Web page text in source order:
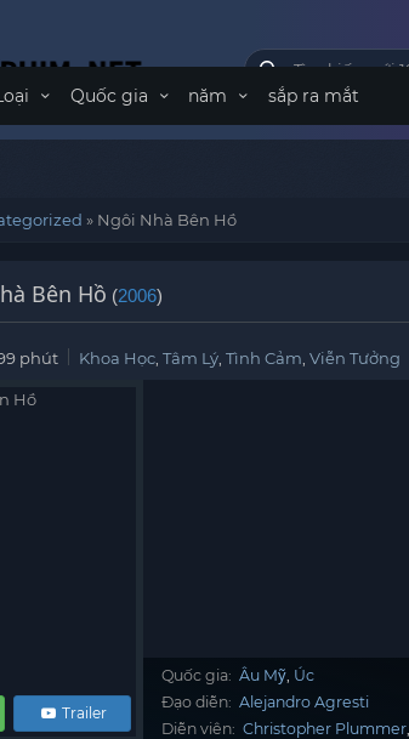
Quốc gia năm sắp ra mắt
» Ngôi Nhà Bên Hồ
Bên Hồ (2006)
phút Khoa Học Tâm Lý Tình Cảm Viễn Tưởng
Trailer
Quốc gia: Âu Mỹ Úc
Đạo diễn: Alejandro Agresti
Diễn viên: Christopher Plummer